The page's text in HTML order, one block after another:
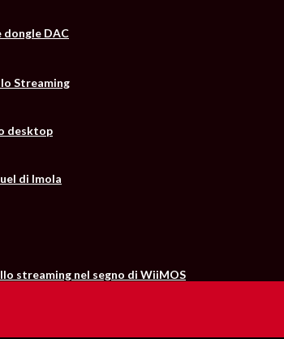
dongle DAC
Streaming
desktop
di Imola
streaming nel segno di WiiMOS